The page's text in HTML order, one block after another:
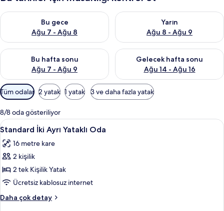
Bu gece
Ağu 7 - Ağu 8
Bu gece için müsaitliği kontrol et Ağu 7 - Ağu 8
Yarın
Ağu 8 - Ağu 9
Yarın için müsaitliği kontrol
Bu hafta sonu
Ağu 7 - Ağu 9
Bu hafta sonu için müsaitliği kontrol et Ağu 7 - Ağu 9
Gelecek hafta sonu
Ağu 14 - Ağu 16
Önümüzdeki hafta sonu için
Odalar
için
mevcut
filtreler
Tüm odalar 2 yatak 1 yatak 3 ve daha fazla yatak
8/8 oda gösteriliyor
Standard
İki
Ayrı
Yataklı
Oda
için
tüm
fotoğrafları
Standard İki Ayrı Yataklı Oda |
11
Standard İki Ayrı Yataklı Oda
16 metre kare
2 kişilik
2 tek Kişilik Yatak
Ücretsiz kablosuz internet
Daha çok detay
Standard